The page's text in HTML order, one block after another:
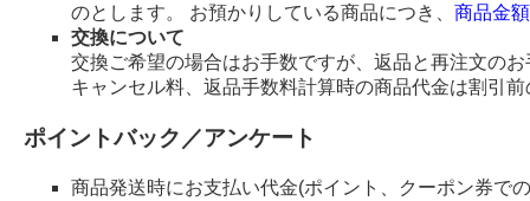
のとします。 お預かりしている商品につき、 商品金
交換について
交換ご希望の場合はお手数ですが、返品と再注文の
キャンセル料、返品手数料計算時の商品代金は割引
ポイントバック／アンケート
商品発送時にお支払い代金(ポイント、クーポン券で